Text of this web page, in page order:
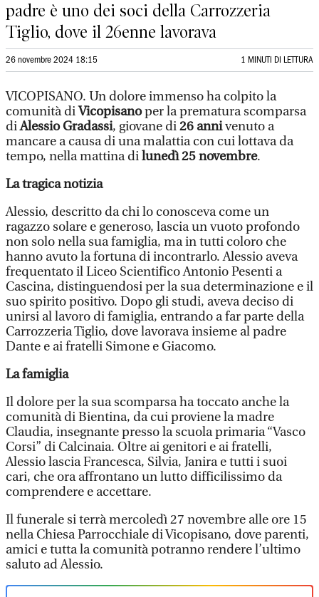
padre è uno dei soci della Carrozzeria
Tiglio, dove il 26enne lavorava
26 novembre 2024 18:15 1 MINUTI DI LETTURA
VICOPISANO. Un dolore immenso ha colpito la
comunità diVicopisanoper la prematura scomparsa
diAlessio Gradassi, giovane di26 annivenuto a
mancare a causa di una malattia con cui lottava da
tempo, nella mattina dilunedì 25 novembre.
La tragica notizia
Alessio, descritto da chi lo conosceva come un
ragazzo solare e generoso, lascia un vuoto profondo
non solo nella sua famiglia, ma in tutti coloro che
hanno avuto la fortuna di incontrarlo. Alessio aveva
frequentato il Liceo Scientifico Antonio Pesenti a
Cascina, distinguendosi per la sua determinazione e il
suo spirito positivo. Dopo gli studi, aveva deciso di
unirsi al lavoro di famiglia, entrando a far parte della
Carrozzeria Tiglio, dove lavorava insieme al padre
Dante e ai fratelli Simone e Giacomo.
La famiglia
Il dolore per la sua scomparsa ha toccato anche la
comunità di Bientina, da cui proviene la madre
Claudia, insegnante presso la scuola primaria “Vasco
Corsi” di Calcinaia. Oltre ai genitori e ai fratelli,
Alessio lascia Francesca, Silvia, Janira e tutti i suoi
cari, che ora affrontano un lutto difficilissimo da
comprendere e accettare.
Il funerale si terrà mercoledì 27 novembre alle ore 15
nella Chiesa Parrocchiale di Vicopisano, dove parenti,
amici e tutta la comunità potranno rendere l’ultimo
saluto ad Alessio.